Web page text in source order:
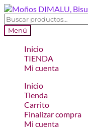
Ir
a
la
navegación
Ir
al
contenido
Buscar
por:
Menú
Inicio
TIENDA
Mi cuenta
Inicio
Tienda
Carrito
Finalizar compra
Mi cuenta